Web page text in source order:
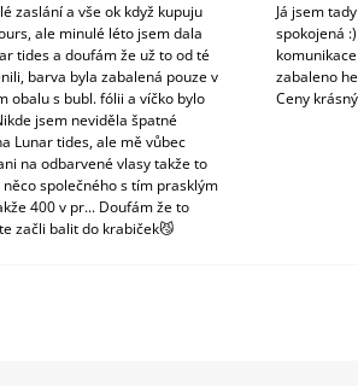
zaslání a vše ok když kupuju
ale minulé léto jsem dala
tides a doufám že už to od té
barva byla zabalená pouze v
obalu s bubl. fólii a víčko bylo
jsem neviděla špatné
Lunar tides, ale mě vůbec
na odbarvené vlasy takže to
společného s tím prasklým
400 v pr... Doufám že to
začli balit do krabiček😼
Já jsem
spokojená
zabaleno
Ceny